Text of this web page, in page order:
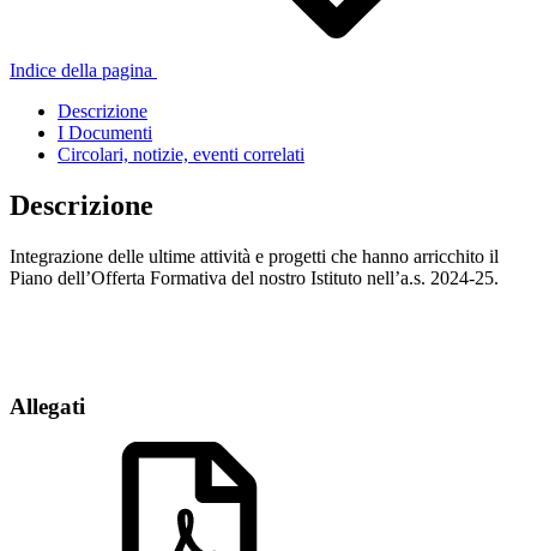
Indice della pagina
Descrizione
I Documenti
Circolari, notizie, eventi correlati
Descrizione
Integrazione delle ultime attività e progetti che hanno arricchito il
Piano dell’Offerta Formativa del nostro Istituto nell’a.s. 2024-25.
Allegati